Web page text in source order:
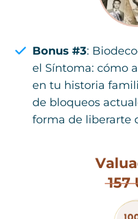
Bonus #3:
el Síntoma: cómo
en tu historia
de bloqueos
forma de liberarte